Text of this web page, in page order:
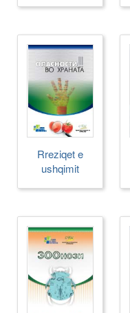
Rreziqet e
ushqimit